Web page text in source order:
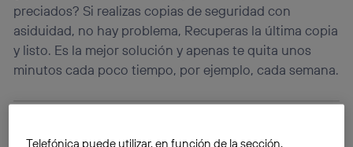
preciados? Si realizas copias de seguridad con
asiduidad, no hay problema, Recuperas la última copia
y listo. Es la mejor solución y apenas te quita unos
minutos cada poco tiempo, por ejemplo, cada semana.
Telefónica puede utilizar, en función de la sección,